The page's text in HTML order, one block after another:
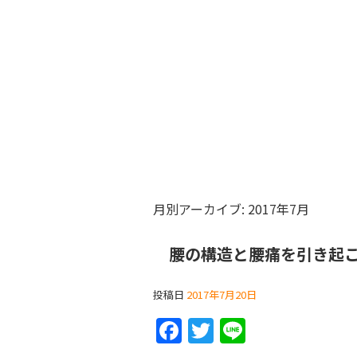
月別アーカイブ: 2017年7月
腰の構造と腰痛を引き起
投稿日 2017年7月20日
F T